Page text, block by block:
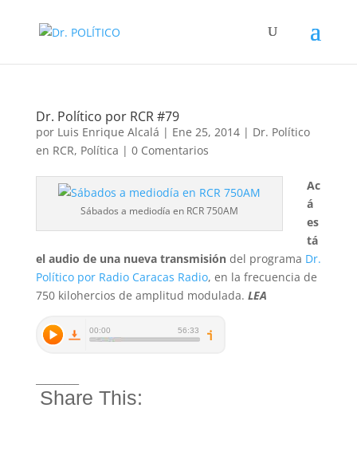
Dr. Político por RCR #79
por Luis Enrique Alcalá | Ene 25, 2014| Dr. Político
en RCR, Política | 0 Comentarios
Sábados a mediodía en RCR 750AM
Ac
á
es
tá
el audio de una nueva transmisióndel programa Dr.
Político por Radio Caracas Radio, en la frecuencia de
750 kilohercios de amplitud modulada. LEA
Share This: